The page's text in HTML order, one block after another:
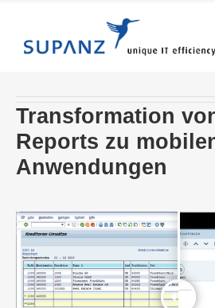
springen
Transformation
Reports zu
Anwendungen